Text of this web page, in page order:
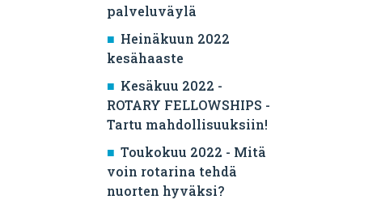
palveluväylä
Heinäkuun 2022
kesähaaste
Kesäkuu 2022 -
ROTARY FELLOWSHIPS -
Tartu mahdollisuuksiin!
Toukokuu 2022 - Mitä
voin rotarina tehdä
nuorten hyväksi?